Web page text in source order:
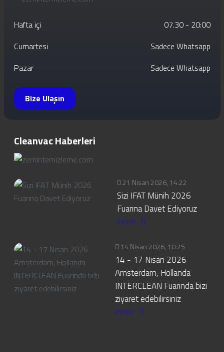
Hafta içi
07.30 - 20:00
Cumartesi
Sadece Whatsapp
Pazar
Sadece Whatsapp
Bize Ulaşın
Cleanvac Haberleri
21 Nisan 2026, 14:22
Sizi IFAT Münih 2026
Fuarına Davet Ediyoruz
İncele
14 Nisan 2026, 10:25
14 - 17 Nisan 2026
Amsterdam, Hollanda
INTERCLEAN Fuarında bizi
ziyaret edebilirsiniz
İncele